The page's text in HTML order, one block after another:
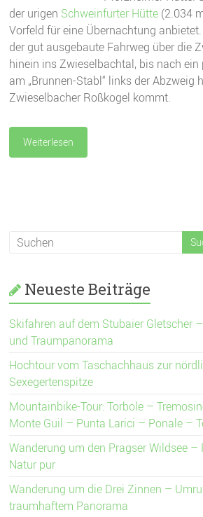
der urigen Schweinfurter Hütte (2.034
Vorfeld für eine Übernachtung
der gut ausgebaute Fahrweg über die
hinein ins Zwieselbachtal, bis nach ein
am „Brunnen-Stabl“ links der Abzweig
Zwieselbacher Roßkogel kommt.
Weiterlesen
Neueste Beiträge
Skifahren auf dem Stubaier Gletscher
und Traumpanorama
Hochtour vom Taschachhaus zur
Sexegertenspitze
Mountainbike-Tour: Torbole –
Monte Guil – Punta Larici – Ponale –
Wanderung um den Pragser Wildsee –
Natur pur
Wanderung um die Drei Zinnen –
traumhaftem Panorama